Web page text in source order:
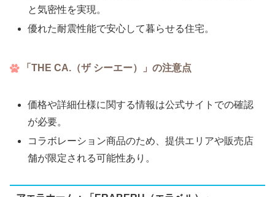
と気密性を実現。
優れた耐震性能で安心して暮らせる住宅。
「THE CA.（ザ シーエー）」の注意点
価格や詳細仕様に関する情報は公式サイトでの確認
が必要。
コラボレーション商品のため、提供エリアや販売店
舗が限定される可能性あり。